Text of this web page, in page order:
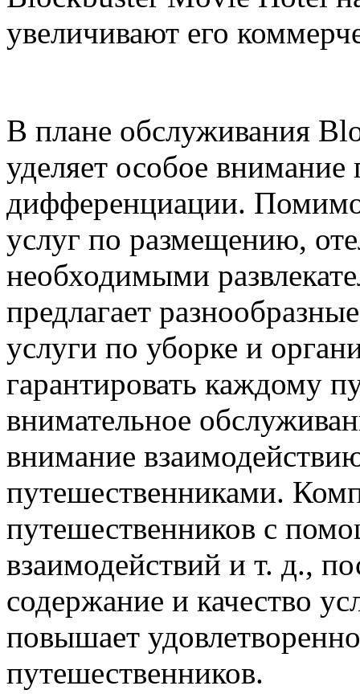
увеличивают его
В плане обслуживания
уделяет особое внимание
дифференциации.
услуг по размещению,
необходимыми
предлагает
услуги по уборке и
гарантировать каждому
внимательное
внимание
путешественниками.
путешественников с
взаимодействий и т. д.,
содержание и качество
повышает
путешественников.